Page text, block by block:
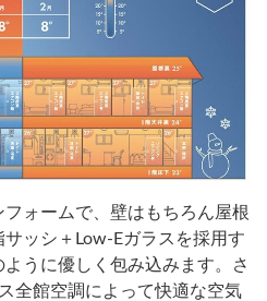
ォームで、壁はもちろん屋根
ッシ＋Low-Eガラスを採用す
うに優しく包み込みます。さ
全館空調によって快適な空気